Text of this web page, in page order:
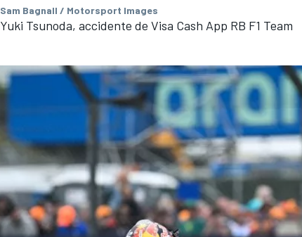
Sam Bagnall / Motorsport Images
Yuki Tsunoda, accidente de Visa Cash App RB F1 Team